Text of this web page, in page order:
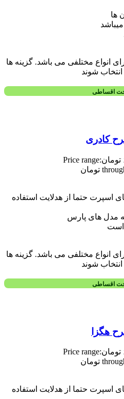
ها
انواع مختلفی می باشد. گزینه ها
شوند
اقساطی
کادری
تومانPrice range:
اسپرت حتما از هدلایت استفاده
مدل های پارس
است
انواع مختلفی می باشد. گزینه ها
شوند
اقساطی
هگزا
تومانPrice range:
اسپرت حتما از هدلایت استفاده